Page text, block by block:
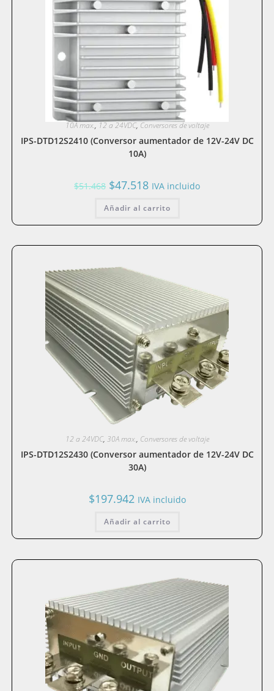
10A max.,12 a 24VDC, Conversores de voltaje
IPS-DTD12S2410 (Conversor aumentador de 12V-24V DC
10A)
$51.468 El
precio
era:
$47.518 El
precio
es:
IVA incluido
Añadir al carrito
12 a 24VDC, 30A max., Conversores de voltaje
IPS-DTD12S2430 (Conversor aumentador de 12V-24V DC
30A)
$197.942 IVA incluido
Añadir al carrito